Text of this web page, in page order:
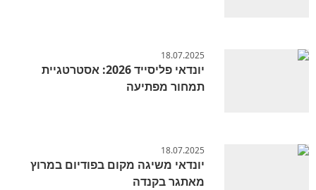
18.07.2025
יונדאי פליסייד 2026: אסטרטגיית
תמחור מפתיעה
18.07.2025
יונדאי משיגה מקום בפודיום במרוץ
מאתגר בקנדה